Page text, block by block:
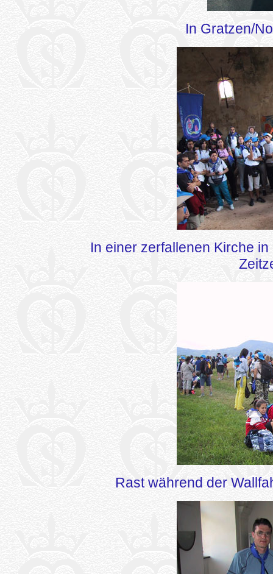
In Gratzen/
In einer zerfallenen Kirche
Rast während der